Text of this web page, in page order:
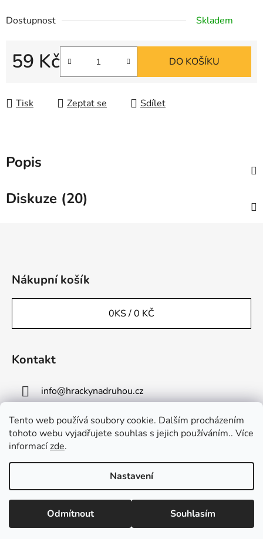
Tento web používá soubory cookie. Dalším procházením
tohoto webu vyjadřujete souhlas s jejich používáním.. Více
informacízde.
Nastavení
Odmítnout Souhlasím
Dostupnost Skladem
59 Kč
Měrná cena:
DO KOŠÍKU
Tisk Zeptat se Sdílet
Popis
Diskuze (20)
Nákupní košík
0KS /0 KČ
Kontakt
info@hrackynadruhou.cz
+ 420 725175436
Vytvořil Shoptet
Copyright 2026 Hračky na druhou. Všechna práva
vyhrazena.Upravit nastavení cookies